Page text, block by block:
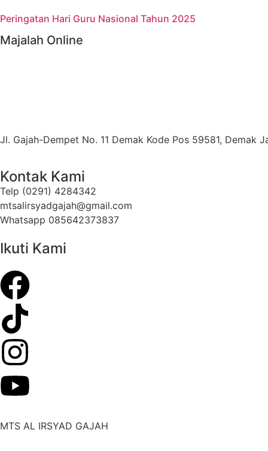
Peringatan Hari Guru Nasional Tahun 2025
Majalah Online
Jl. Gajah-Dempet No. 11 Demak Kode Pos 59581, Demak
Kontak Kami
Telp (0291) 4284342
mtsalirsyadgajah@gmail.com
Whatsapp 085642373837
Ikuti Kami
MTS AL IRSYAD GAJAH